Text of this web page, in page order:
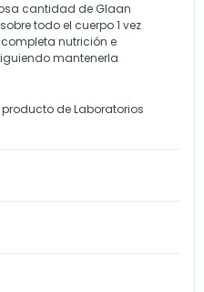
cantidad de Glaan
todo el cuerpo 1 vez
nutrición e
mantenerla
producto de Laboratorios